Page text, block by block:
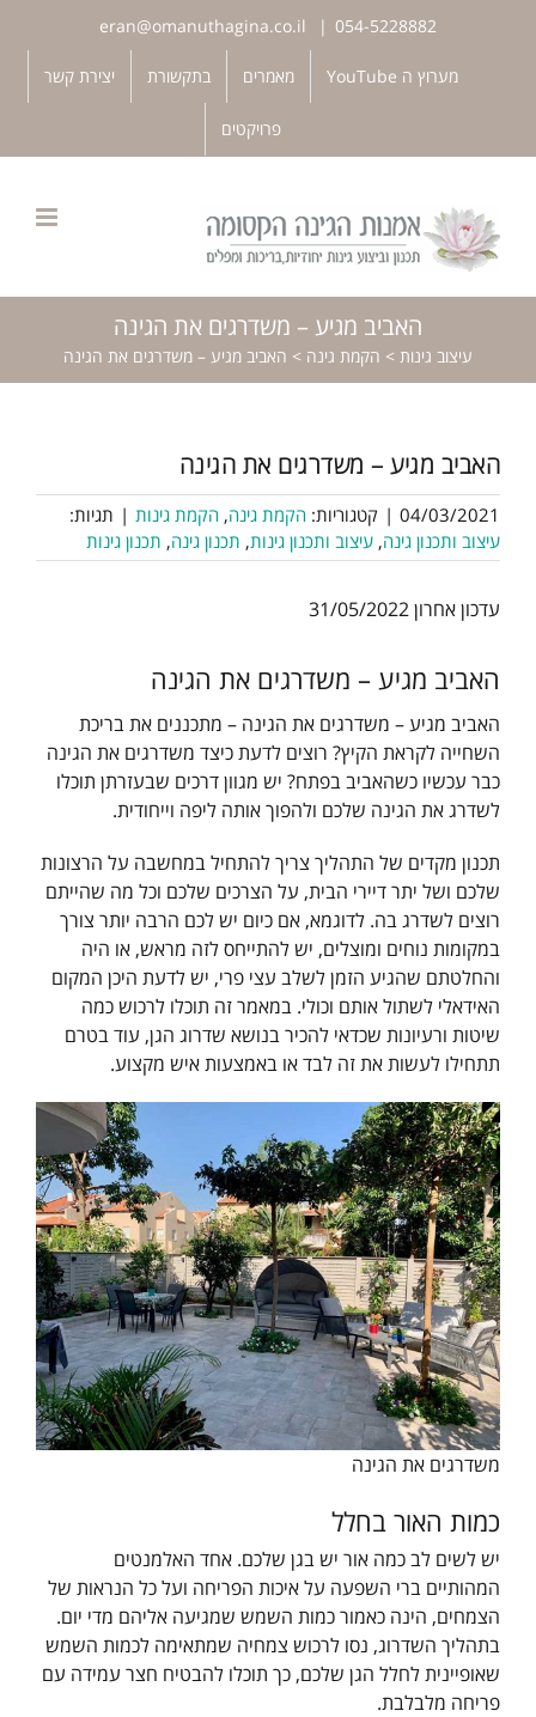
פתח סרגל נגישות
054-5228882
|
מערוץ ה YouTube מאמרים בתקשורת יצירת קשר
פרויקטים
האביב מגיע – משדרגים את הגינה
עיצוב גינות > הקמת גינה > האביב מגיע – משדרגים את הגינה
האביב מגיע – משדרגים את הגינה
04/03/2021
| קטגוריות: הקמת גינה, הקמת גינות | תגיות:
עיצוב ותכנון גינה, עיצוב ותכנון גינות, תכנון גינה, תכנון גינות
עדכון אחרון 31/05/2022
האביב מגיע – משדרגים את הגינה
האביב מגיע – משדרגים את הגינה – מתכננים את בריכת
השחייה לקראת הקיץ? רוצים לדעת כיצד משדרגים את הגינה
כבר עכשיו כשהאביב בפתח? יש מגוון דרכים שבעזרתן תוכלו
לשדרג את הגינה שלכם ולהפוך אותה ליפה וייחודית.
תכנון מקדים של התהליך צריך להתחיל במחשבה על הרצונות
שלכם ושל יתר דיירי הבית, על הצרכים שלכם וכל מה שהייתם
רוצים לשדרג בה. לדוגמא, אם כיום יש לכם הרבה יותר צורך
במקומות נוחים ומוצלים, יש להתייחס לזה מראש, או היה
והחלטתם שהגיע הזמן לשלב עצי פרי, יש לדעת היכן המקום
האידאלי לשתול אותם וכולי. במאמר זה תוכלו לרכוש כמה
שיטות ורעיונות שכדאי להכיר בנושא שדרוג הגן, עוד בטרם
תתחילו לעשות את זה לבד או באמצעות איש מקצוע.
משדרגים את הגינה
כמות האור בחלל
יש לשים לב כמה אור יש בגן שלכם. אחד האלמנטים
המהותיים ברי השפעה על איכות הפריחה ועל כל הנראות של
הצמחים, הינה כאמור כמות השמש שמגיעה אליהם מדי יום.
בתהליך השדרוג, נסו לרכוש צמחיה שמתאימה לכמות השמש
שאופיינית לחלל הגן שלכם, כך תוכלו להבטיח חצר עמידה עם
פריחה מלבלבת.